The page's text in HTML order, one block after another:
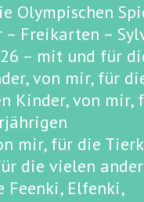
Olympischen
Freikarten –
– mit und für
von mir, für
Kinder, von mir,
mir, für die
die vielen
Elfenki,